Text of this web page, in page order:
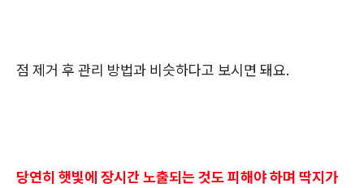
점 제거 후 관리 방법과 비슷하다고 보시면 돼요.
당연히 햇빛에 장시간 노출되는 것도 피해야 하며 딱지가